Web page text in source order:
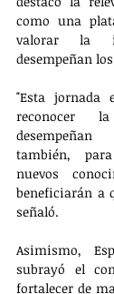
como una
valorar la
desempeñan
"Esta jornada
reconocer
también,
nuevos
beneficiarán a
señaló.
Asimismo,
subrayó el
fortalecer de